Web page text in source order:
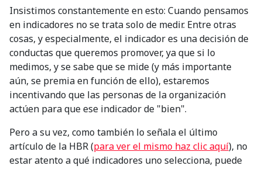
Insistimos constantemente en esto: Cuando pensamos
en indicadores no se trata solo de medir. Entre otras
cosas, y especialmente, el indicador es una decisión de
conductas que queremos promover, ya que si lo
medimos, y se sabe que se mide (y más importante
aún, se premia en función de ello), estaremos
incentivando que las personas de la organización
actúen para que ese indicador de "bien".
Pero a su vez, como también lo señala el último
artículo de la HBR (para ver el mismo haz clic aquí), no
estar atento a qué indicadores uno selecciona, puede